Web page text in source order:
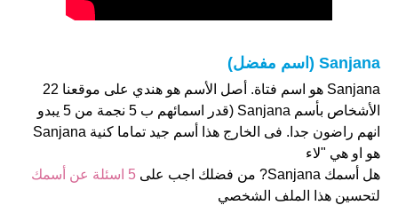
Sanjana (اسم مفضل)
Sanjana هو اسم فتاة. أصل الأسم هو هندي على موقعنا 22
الأشخاص بأسم Sanjana (قدر اسمائهم ب 5 نجمة من 5 يبدو
انهم راضون جدا. فى الخارج هذا أسم جيد تماما كنية Sanjana
هو او هي "ﻻء
هل أسمك Sanjana? من فضلك اجب على
5 اسئلة عن أسمك
لتحسين هذا الملف الشخصي